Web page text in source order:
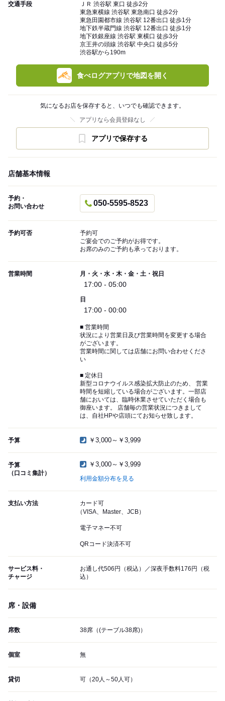
交通手段
ＪＲ 渋谷駅 東口 徒歩2分
東急東横線 渋谷駅 東急南口 徒歩2分
東急田園都市線 渋谷駅 12番出口 徒歩1分
地下鉄半蔵門線 渋谷駅 12番出口 徒歩1分
地下鉄銀座線 渋谷駅 東横口 徒歩3分
京王井の頭線 渋谷駅 中央口 徒歩5分
渋谷駅から190m
食べログアプリで地図を開く
気になるお店を保存すると、いつでも確認できます。
アプリなら会員登録なし
アプリで保存する
店舗基本情報
予約・
お問い合わせ
050-5595-8523
予約可否
予約可
ご宴会でのご予約がお得です。
お席のみのご予約も承っております。
営業時間 月・火・水・木・金・土・祝日
17:00 - 05:00
日
17:00 - 00:00
■ 営業時間
状況により営業日及び営業時間を変更する場合
がございます。
営業時間に関しては店舗にお問い合わせくださ
い
■ 定休日
新型コロナウイルス感染拡大防止のため、 営業
時間を短縮している場合がございます。一部店
舗においては、臨時休業させていただく場合も
御座います。 店舗毎の営業状況につきまして
は、自社HPや店頭にてお知らせ致します。
予算 ￥3,000～￥3,999
予算
（口コミ集計）
￥3,000～￥3,999
利用金額分布を見る
支払い方法
カード可
（VISA、Master、JCB）
電子マネー不可
QRコード決済不可
サービス料・
チャージ
お通し代506円（税込）／深夜手数料176円（税
込）
席・設備
席数 38席（(テーブル38席)）
個室 無
貸切 可（20人～50人可）